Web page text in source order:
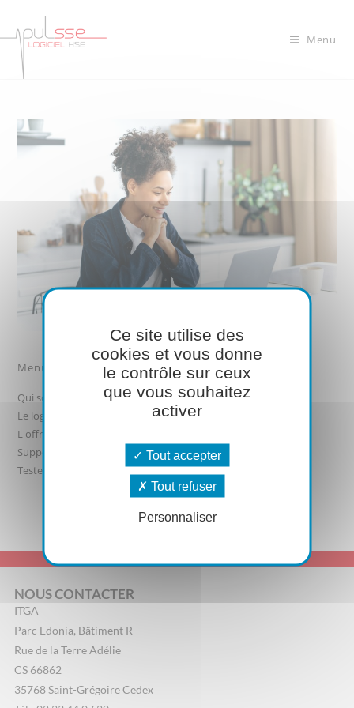
Menu
Menu
Qui sommes-nous ?
Le logiciel
L'offre
Support logiciel
Testez-le
NOUS CONTACTER
ITGA
Parc Edonia, Bâtiment R
Rue de la Terre Adélie
CS 66862
35768 Saint-Grégoire Cedex
Ce site utilise des
cookies et vous donne
le contrôle sur ceux
que vous souhaitez
activer
Tout accepter
Tout refuser
Personnaliser